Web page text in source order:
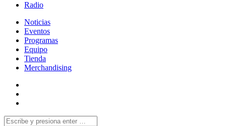
Radio
Noticias
Eventos
Programas
Equipo
Tienda
Merchandising